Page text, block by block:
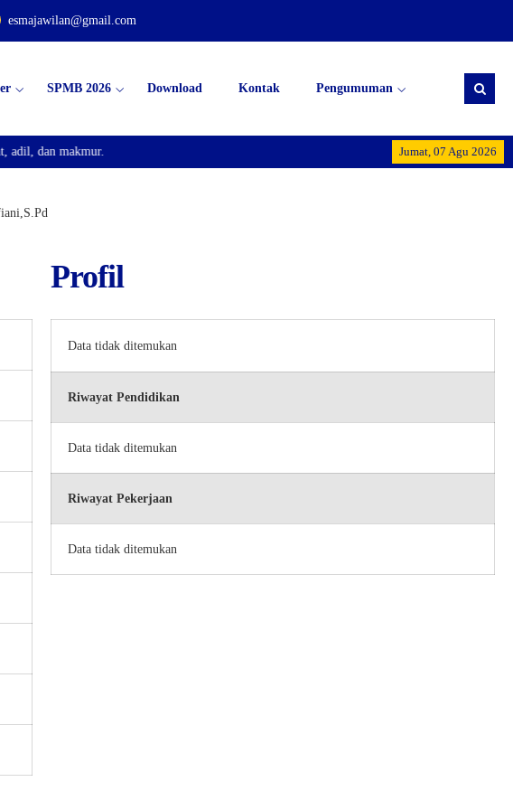
esmajawilan@gmail.com
SPMB 2026 Download Kontak Pengumuman
Jumat, 07 Agu 2026
adil, dan makmur.
Profil
Data tidak ditemukan
Riwayat Pendidikan
Data tidak ditemukan
Riwayat Pekerjaan
Data tidak ditemukan